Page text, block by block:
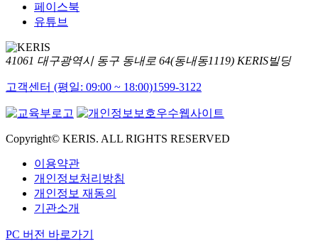
페이스북
유튜브
41061 대구광역시 동구 동내로 64(동내동1119) KERIS빌딩
고객센터 (평일: 09:00 ~ 18:00)1599-3122
Copyright© KERIS. ALL RIGHTS RESERVED
이용약관
개인정보처리방침
개인정보 재동의
기관소개
PC 버전 바로가기